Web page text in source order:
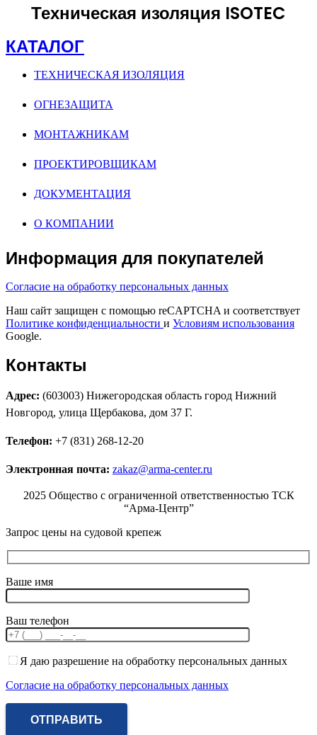
Техническая изоляция ISOTEC
КАТАЛОГ
ТЕХНИЧЕСКАЯ ИЗОЛЯЦИЯ
ОГНЕЗАЩИТА
МОНТАЖНИКАМ
ПРОЕКТИРОВЩИКАМ
ДОКУМЕНТАЦИЯ
О КОМПАНИИ
Информация для покупателей
Согласие на обработку персональных данных
Наш сайт защищен с помощью reCAPTCHA и соответствует
Политике конфиденциальности и Условиям использования
Google.
Контакты
Адрес: (603003) Нижегородская область город Нижний
Новгород, улица Щербакова, дом 37 Г.
Телефон: +7 (831) 268-12-20
Электронная почта: zakaz@arma-center.ru
2025 Общество с ограниченной ответственностью ТСК
“Арма-Центр”
Запрос цены на судовой крепеж
Ваше имя
Ваш телефон
Я даю разрешение на обработку персональных данных
Согласие на обработку персональных данных